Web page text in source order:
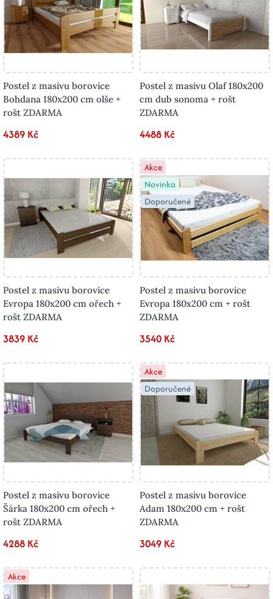
Postel z masivu borovice
Bohdana 180x200 cm olše +
rošt ZDARMA
4389 Kč
Postel z masivu Olaf 180x200
cm dub sonoma + rošt
ZDARMA
4488 Kč
Postel z masivu borovice
Evropa 180x200 cm ořech +
rošt ZDARMA
3839 Kč
Akce
Novinka
Doporučené
Postel z masivu borovice
Evropa 180x200 cm + rošt
ZDARMA
3540 Kč
Postel z masivu borovice
Šárka 180x200 cm ořech +
rošt ZDARMA
4288 Kč
Akce
Doporučené
Postel z masivu borovice
Adam 180x200 cm + rošt
ZDARMA
3049 Kč
Akce